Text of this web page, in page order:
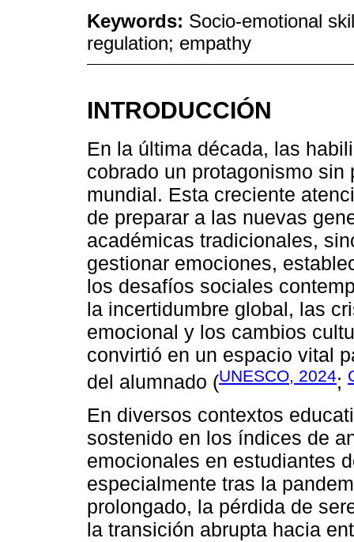
Keywords: Socio-emotional
regulation; empathy
INTRODUCCIÓN
En la última década, las
cobrado un protagonismo
mundial. Esta creciente
de preparar a las nuevas
académicas tradicionales,
gestionar emociones,
los desafíos sociales
la incertidumbre global, las
emocional y los cambios
convirtió en un espacio vital
del alumnado (UNESCO, 2024;
En diversos contextos
sostenido en los índices de
emocionales en estudiantes
especialmente tras la
prolongado, la pérdida de
la transición abrupta hacia